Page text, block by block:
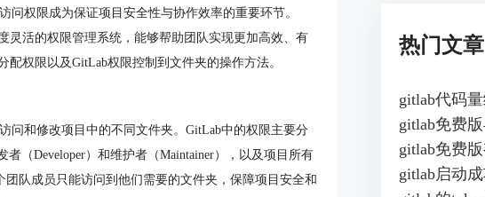
权限成为保证项目安全性与协作效率的重要环节。
灵活的权限管理系统，能够帮助团队实现更加高效、有
权限以及GitLab权限控制到文件夹的操作方法。
问和修改项目中的不同文件夹。GitLab中的权限主要分
者（Developer）和维护者（Maintainer），以及项目所有
队成员只能访问到他们需要的文件夹，保障项目安全和
热门文章